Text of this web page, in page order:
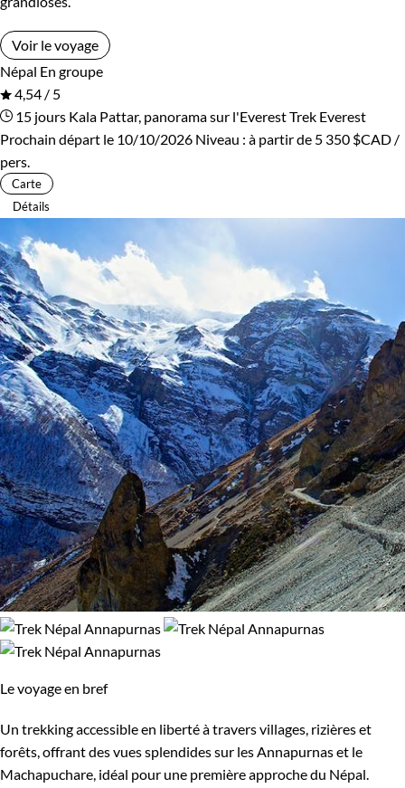
Voir le voyage
Népal En groupe
4,54 / 5
15 jours Kala Pattar, panorama sur l'EverestTrek Everest
Prochain départ le 10/10/2026 Niveau : à partir de 5 350 $CAD /
pers.
Carte
Détails
Le voyage en bref
Un trekking accessible en liberté à travers villages, rizières et
forêts, offrant des vues splendides sur les Annapurnas et le
Machapuchare, idéal pour une première approche du Népal.